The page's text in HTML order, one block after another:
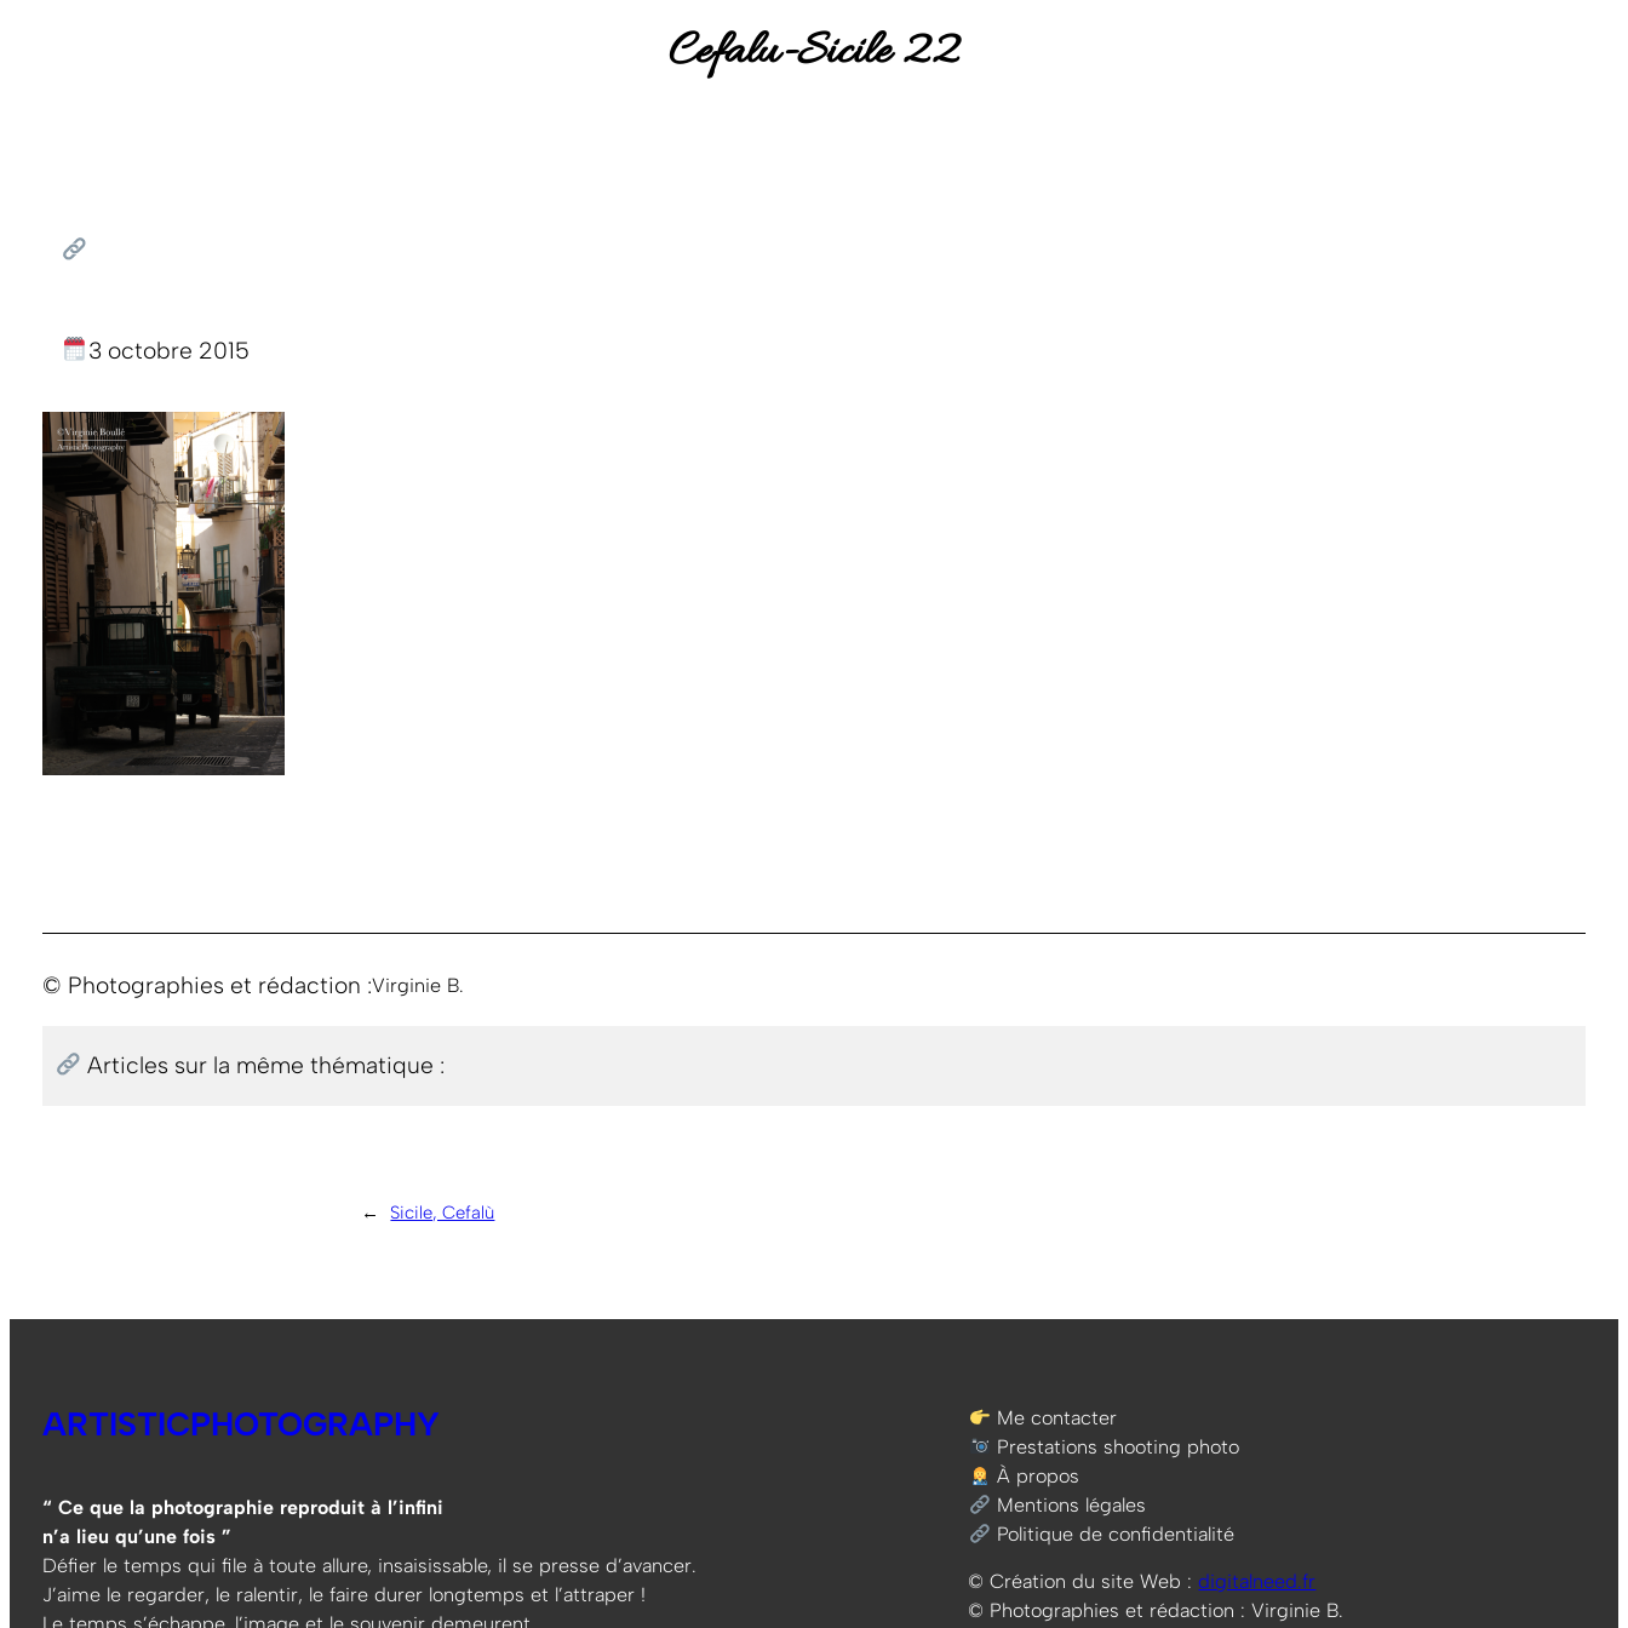
Cefalu-Sicile 22
3 octobre 2015
© Photographies et rédaction :Virginie B.
Articles sur la même thématique :
← Sicile, Cefalù
ARTISTICPHOTOGRAPHY
“ Ce que la photographie reproduit à l’infini
n’a lieu qu’une fois ”
Défier le temps qui file à toute allure, insaisissable, il se presse d’avancer.
J’aime le regarder, le ralentir, le faire durer longtemps et l’attraper !
Me contacter
Prestations shooting photo
À propos
Mentions légales
Politique de confidentialité
© Création du site Web : digitalneed.fr
© Photographies et rédaction : Virginie B.